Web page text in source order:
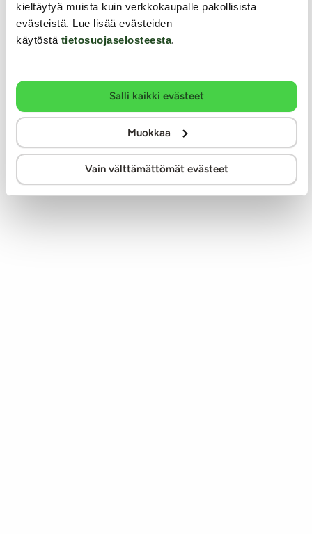
kieltäytyä muista kuin verkkokaupalle pakollisista
evästeistä. Lue lisää evästeiden
käytöstä tietosuojaselosteesta.
Salli kaikki evästeet
Muokkaa
Vain välttämättömät evästeet